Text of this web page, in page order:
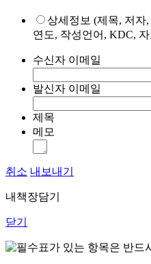
상세정보 (제목, 저자
연도, 작성언어, KDC,
수신자 이메일
발신자 이메일
제목
메모
취소 내보내기
내책장담기
닫기
표가 있는 항목은 반드